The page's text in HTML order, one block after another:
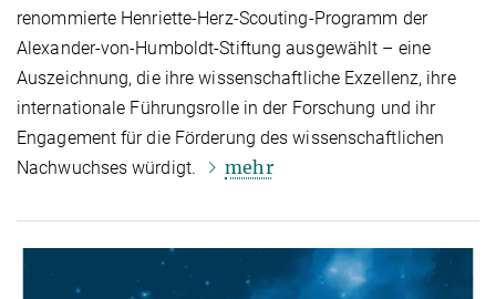
renommierte Henriette-Herz-Scouting-Programm der
Alexander-von-Humboldt-Stiftung ausgewählt – eine
Auszeichnung, die ihre wissenschaftliche Exzellenz, ihre
internationale Führungsrolle in der Forschung und ihr
Engagement für die Förderung des wissenschaftlichen
Nachwuchses würdigt.
mehr